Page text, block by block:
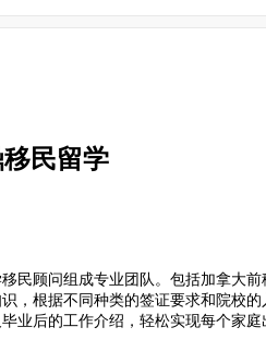
民留学
民顾问组成专业团队。包括加拿大
，根据不同种类的签证要求和院校
业后的工作介绍，轻松实现每个家庭